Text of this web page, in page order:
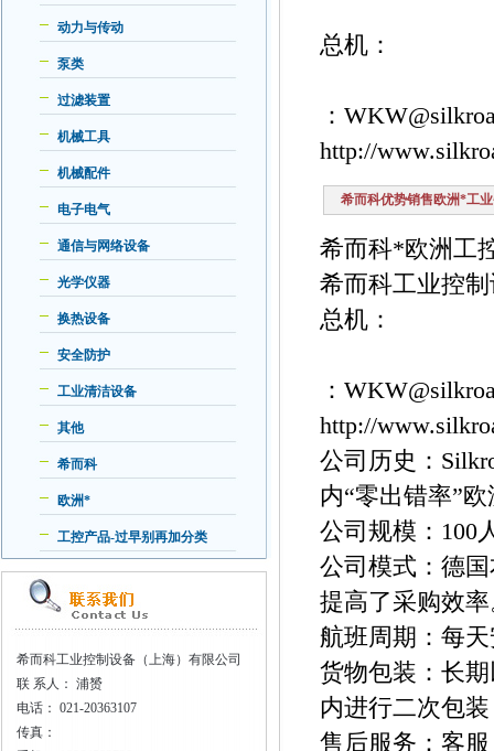
动力与传动
泵类
过滤装置
机械工具
机械配件
电子电气
通信与网络设备
光学仪器
换热设备
安全防护
工业清洁设备
其他
希而科
欧洲*
工控产品-过早别再加分类
希而科工业控制设备（上海）有限公司
联 系人： 浦赟
电话： 021-20363107
传真：
总机：
：
http://
希而科优势销售欧洲*工
希而科*欧洲
希而科工业控
总机：
：
http://
公司历史：
内“零出错率”
公司规模：100
公司模式：德
提高了采购效
航班周期：每
货物包装：长
内进行二次包
售后服务：客